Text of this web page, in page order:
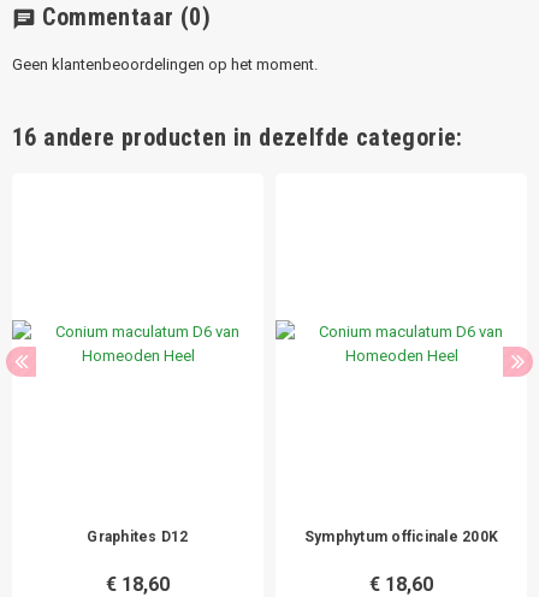
chat Commentaar (0)
Geen klantenbeoordelingen op het moment.
16 andere producten in dezelfde categorie:
Graphites D12
€ 18,60
Symphytum officinale 200K
€ 18,60